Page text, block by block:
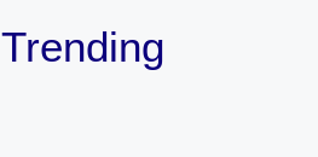
Trending